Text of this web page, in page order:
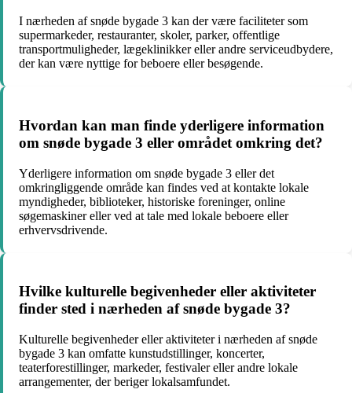
I nærheden af snøde bygade 3 kan der være faciliteter som
supermarkeder, restauranter, skoler, parker, offentlige
transportmuligheder, lægeklinikker eller andre serviceudbydere,
der kan være nyttige for beboere eller besøgende.
Hvordan kan man finde yderligere information
om snøde bygade 3 eller området omkring det?
Yderligere information om snøde bygade 3 eller det
omkringliggende område kan findes ved at kontakte lokale
myndigheder, biblioteker, historiske foreninger, online
søgemaskiner eller ved at tale med lokale beboere eller
erhvervsdrivende.
Hvilke kulturelle begivenheder eller aktiviteter
finder sted i nærheden af snøde bygade 3?
Kulturelle begivenheder eller aktiviteter i nærheden af snøde
bygade 3 kan omfatte kunstudstillinger, koncerter,
teaterforestillinger, markeder, festivaler eller andre lokale
arrangementer, der beriger lokalsamfundet.